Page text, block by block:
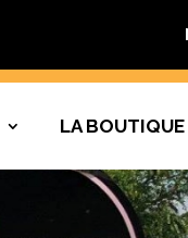
LA BOUTIQUE